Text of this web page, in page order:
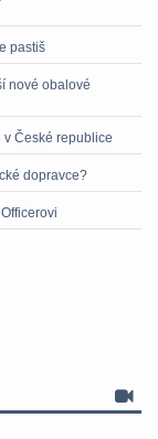
pastiš
nové obalové
České republice
dopravce?